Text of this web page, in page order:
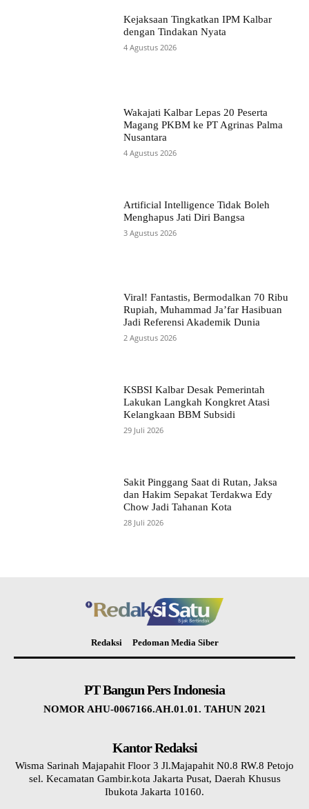
Kejaksaan Tingkatkan IPM Kalbar
dengan Tindakan Nyata
4 Agustus 2026
Wakajati Kalbar Lepas 20 Peserta
Magang PKBM ke PT Agrinas Palma
Nusantara
4 Agustus 2026
Artificial Intelligence Tidak Boleh
Menghapus Jati Diri Bangsa
3 Agustus 2026
Viral! Fantastis, Bermodalkan 70 Ribu
Rupiah, Muhammad Ja’far Hasibuan
Jadi Referensi Akademik Dunia
2 Agustus 2026
KSBSI Kalbar Desak Pemerintah
Lakukan Langkah Kongkret Atasi
Kelangkaan BBM Subsidi
29 Juli 2026
Sakit Pinggang Saat di Rutan, Jaksa
dan Hakim Sepakat Terdakwa Edy
Chow Jadi Tahanan Kota
28 Juli 2026
Redaksi Pedoman Media Siber
PT Bangun Pers Indonesia
NOMOR AHU-0067166.AH.01.01. TAHUN 2021
Kantor Redaksi
Wisma Sarinah Majapahit Floor 3 Jl.Majapahit N0.8 RW.8 Petojo
sel. Kecamatan Gambir.kota Jakarta Pusat, Daerah Khusus
Ibukota Jakarta 10160.